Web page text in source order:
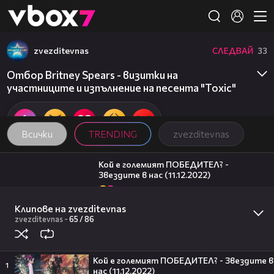
👾
Клипове на zvezditevnas
zvezditevnas-65 /86
1
Кой е големият ПОБЕДИТЕЛ? - Звездите в
нас (11.12.2022)
Всички TRENDING zvezditevnas
zvezditevnas СЛЕДВАЙ 33
Отбор Britney Spears - визитки на
участниците и изпълнение на песента "Toxic"
10:18
Кой е големият ПОБЕДИТЕЛ? -
Звездите в нас (11.12.2022)
Християн и Тита - изпълнение на
Милена Маркова-Маца посреща гости
| Черешката на тортата | 3 авг. 2026